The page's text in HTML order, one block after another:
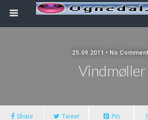
25.09.2011 • No
Vindmøller
Share Tweet Pin